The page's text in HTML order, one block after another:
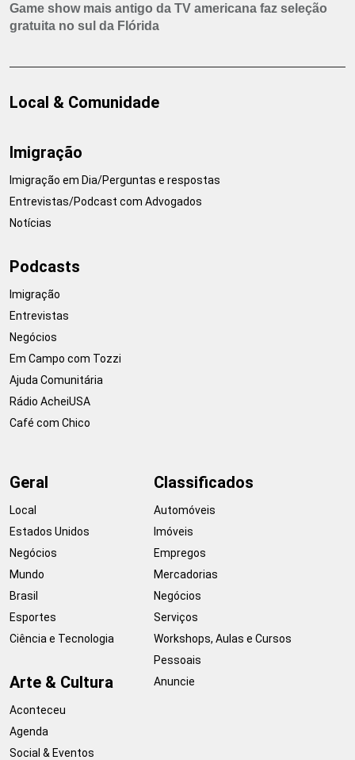
Game show mais antigo da TV americana faz seleção
gratuita no sul da Flórida
Local & Comunidade
Imigração
Imigração em Dia/Perguntas e respostas
Entrevistas/Podcast com Advogados
Notícias
Podcasts
Imigração
Entrevistas
Negócios
Em Campo com Tozzi
Ajuda Comunitária
Rádio AcheiUSA
Café com Chico
Geral
Local
Estados Unidos
Negócios
Mundo
Brasil
Esportes
Ciência e Tecnologia
Arte & Cultura
Aconteceu
Agenda
Social & Eventos
Classificados
Automóveis
Imóveis
Empregos
Mercadorias
Negócios
Serviços
Workshops, Aulas e Cursos
Pessoais
Anuncie